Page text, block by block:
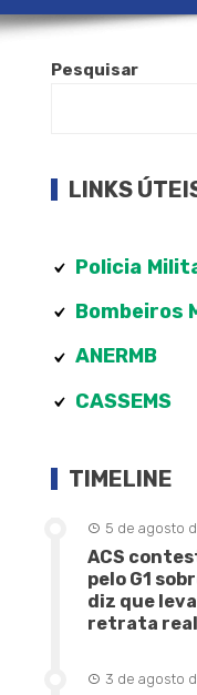
Pesquisar
LINKS
Policia
Bombeiros
ANERMB
CASSEMS
TIMELINE
5 de agosto
ACS
pelo G1
diz que
retrata
3 de agosto